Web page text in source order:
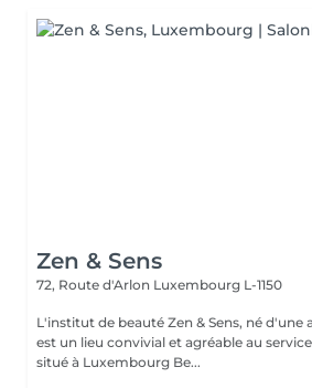
Zen & Sens
72, Route d'Arlon Luxembourg L-1150
L'institut de beauté Zen & Sens, né d'une
est un lieu convivial et agréable au
situé à Luxembourg Be...